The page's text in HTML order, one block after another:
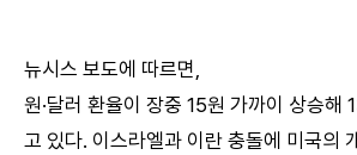
뉴시스 보도에 따르면,
원·달러 환율이 장중 15원 가까이 상승해
고 있다. 이스라엘과 이란 충돌에 미국의